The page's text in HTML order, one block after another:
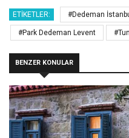
ETIKETLER: #Dedeman
#Park Dedeman Levent
BENZER KONULAR